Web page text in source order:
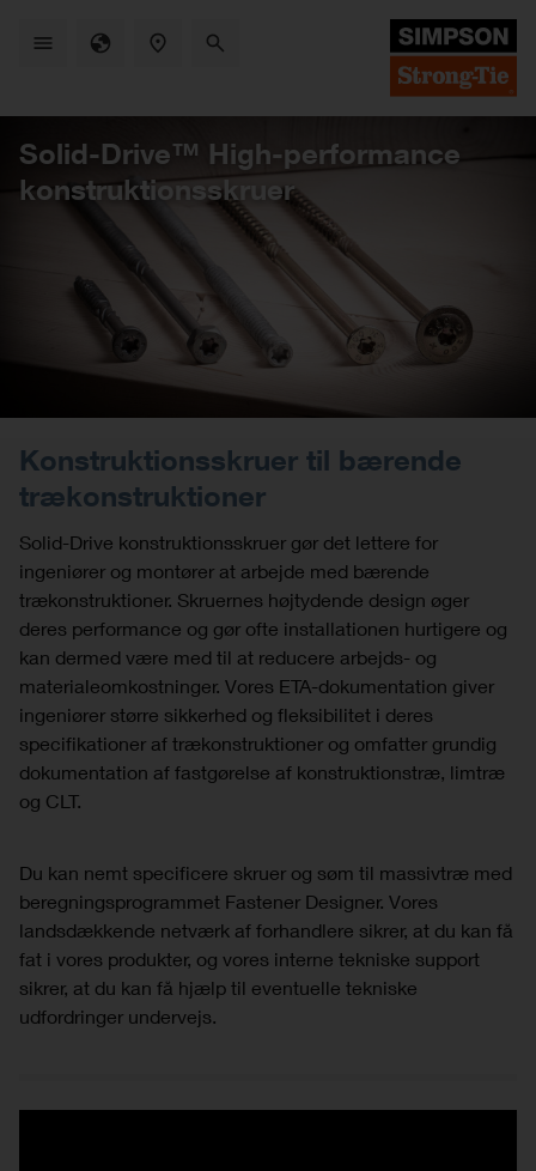
Solid-Drive™ High-performance
konstruktionsskruer
Konstruktionsskruer til bærende
trækonstruktioner
Solid-Drive konstruktionsskruer gør det lettere for
ingeniører og montører at arbejde med bærende
trækonstruktioner. Skruernes højtydende design øger
deres performance og gør ofte installationen hurtigere og
kan dermed være med til at reducere arbejds- og
materialeomkostninger. Vores ETA-dokumentation giver
ingeniører større sikkerhed og fleksibilitet i deres
specifikationer af trækonstruktioner og omfatter grundig
dokumentation af fastgørelse af konstruktionstræ, limtræ
og CLT.
Du kan nemt specificere skruer og søm til massivtræ med
beregningsprogrammet Fastener Designer. Vores
landsdækkende netværk af forhandlere sikrer, at du kan få
fat i vores produkter, og vores interne tekniske support
sikrer, at du kan få hjælp til eventuelle tekniske
udfordringer undervejs.